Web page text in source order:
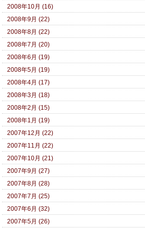
2008年10月 (16)
2008年9月 (22)
2008年8月 (22)
2008年7月 (20)
2008年6月 (19)
2008年5月 (19)
2008年4月 (17)
2008年3月 (18)
2008年2月 (15)
2008年1月 (19)
2007年12月 (22)
2007年11月 (22)
2007年10月 (21)
2007年9月 (27)
2007年8月 (28)
2007年7月 (25)
2007年6月 (32)
2007年5月 (26)